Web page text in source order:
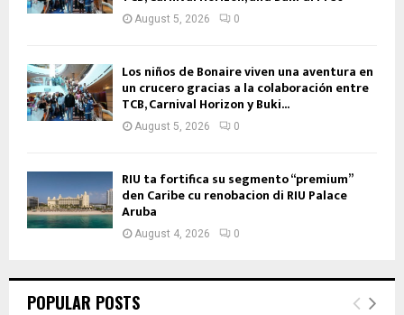
August 5, 2026 0
Los niños de Bonaire viven una aventura en
un crucero gracias a la colaboración entre
TCB, Carnival Horizon y Buki...
August 5, 2026 0
RIU ta fortifica su segmento “premium”
den Caribe cu renobacion di RIU Palace
Aruba
August 4, 2026 0
POPULAR POSTS